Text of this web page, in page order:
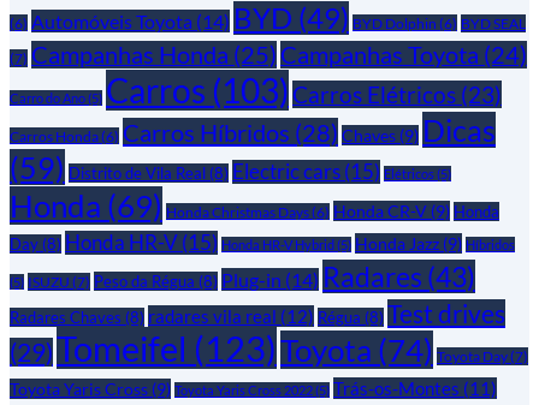
(6) Automóveis Toyota (14) BYD (49) BYD Dolphin (6) BYD SEAL
(7) Campanhas Honda (25) Campanhas Toyota (24)
Carro do Ano(5) Carros (103) Carros Elétricos (23)
Carros Honda(6) Carros Híbridos (28) Chaves (9) Dicas
(59) Distrito de Vila Real (8) Electric cars (15) Elétricos(5)
Honda (69) Honda Christmas Days(6) Honda CR-V (9) Honda
Day (8) Honda HR-V (15) Honda HR-V Hybrid (5) Honda Jazz (9) Híbridos
(5) ISUZU (7) Peso da Régua (8) Plug-in (14) Radares (43)
Radares Chaves (8) radares vila real (12) Régua (8) Test drives
(29)Tomeifel (123)Toyota (74) Toyota Day(7)
Toyota Yaris Cross (9) Toyota Yaris Cross 2022(5) Trás-os-Montes (11)